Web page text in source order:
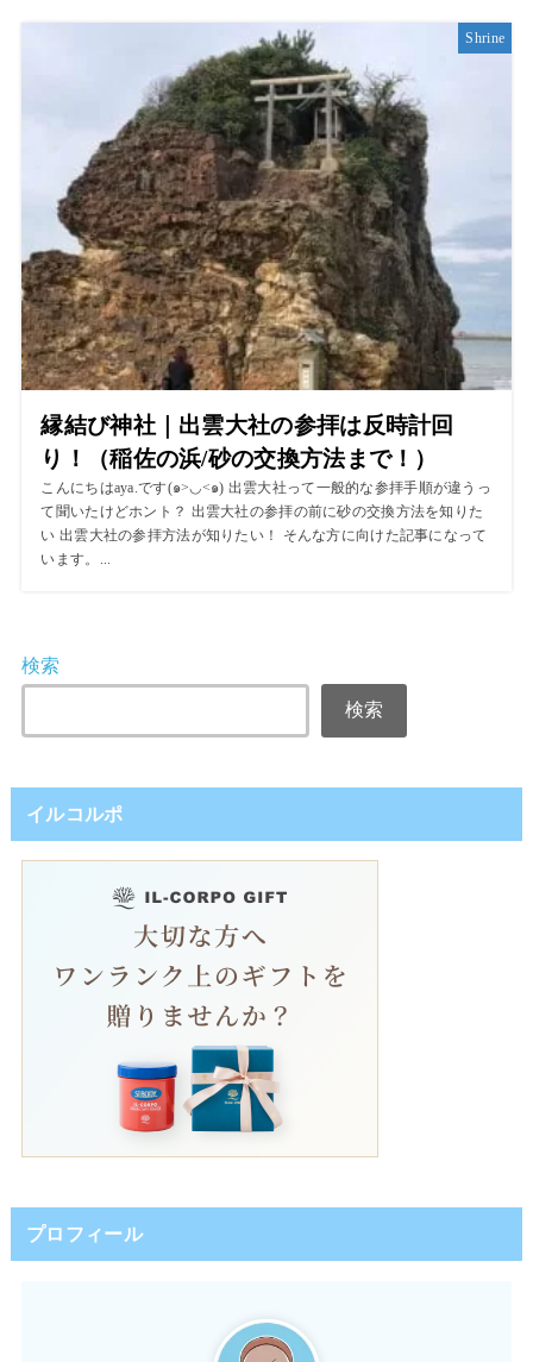
Shrine
縁結び神社｜出雲大社の参拝は反時計回
り！（稲佐の浜/砂の交換方法まで！）
こんにちはaya.です(๑>◡<๑) 出雲大社って一般的な参拝手順が違うっ
て聞いたけどホント？ 出雲大社の参拝の前に砂の交換方法を知りた
い 出雲大社の参拝方法が知りたい！ そんな方に向けた記事になって
います。...
検索
検索
イルコルポ
プロフィール